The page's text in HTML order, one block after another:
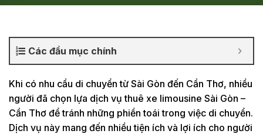
Các đầu mục chính
Khi có nhu cầu di chuyển từ Sài Gòn đến Cần Thơ, nhiều
người đã chọn lựa dịch vụ thuê xe limousine Sài Gòn –
Cần Thơ để tránh những phiền toái trong việc di chuyển.
Dịch vụ này mang đến nhiều tiện ích và lợi ích cho người